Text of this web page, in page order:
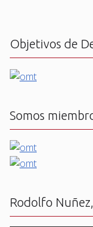
Objetivos de
Somos
Rodolfo